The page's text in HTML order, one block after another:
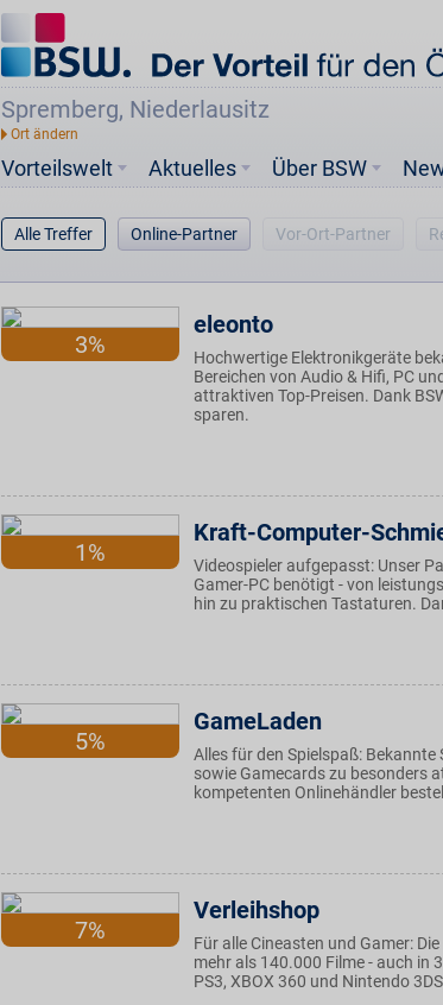
Spremberg, Niederlausitz
Vorteilswelt Aktuelles Über BSW
Alle Treffer Online-Partner Vor-Ort-Partner
3%
eleonto
Hochwertige Elektronikgeräte
Bereichen von Audio & Hifi, PC
attraktiven Top-Preisen. Dank
sparen.
1%
Kraft-Computer-
Videospieler aufgepasst: Unser
Gamer-PC benötigt - von
hin zu praktischen Tastaturen.
5%
GameLaden
Alles für den Spielspaß:
sowie Gamecards zu besonders
kompetenten Onlinehändler
7%
Verleihshop
Für alle Cineasten und Gamer:
mehr als 140.000 Filme - auch in
PS3, XBOX 360 und Nintendo